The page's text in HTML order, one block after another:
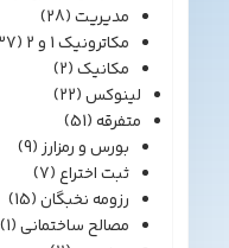
مدیریت(28)
مکاترونیک 1 و 2
(37)
مکانیک(2)
لینوکس(22)
متفرقه(51)
بورس و رمزارز(9)
ثبت اختراع(7)
رزومه نخبگان(15)
مصالح ساختمانی(1)